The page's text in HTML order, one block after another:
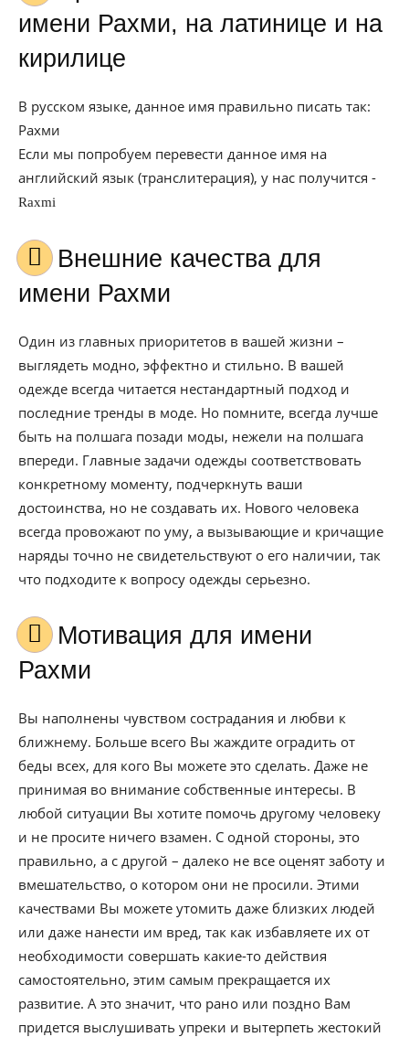
имени Рахми, на латинице и на
кирилице
В русском языке, данное имя правильно писать так:
Рахми
Если мы попробуем перевести данное имя на
английский язык (транслитерация), у нас получится -
Raxmi
Внешние качества для
имени Рахми
Один из главных приоритетов в вашей жизни –
выглядеть модно, эффектно и стильно. В вашей
одежде всегда читается нестандартный подход и
последние тренды в моде. Но помните, всегда лучше
быть на полшага позади моды, нежели на полшага
впереди. Главные задачи одежды соответствовать
конкретному моменту, подчеркнуть ваши
достоинства, но не создавать их. Нового человека
всегда провожают по уму, а вызывающие и кричащие
наряды точно не свидетельствуют о его наличии, так
что подходите к вопросу одежды серьезно.
Мотивация для имени
Рахми
Вы наполнены чувством сострадания и любви к
ближнему. Больше всего Вы жаждите оградить от
беды всех, для кого Вы можете это сделать. Даже не
принимая во внимание собственные интересы. В
любой ситуации Вы хотите помочь другому человеку
и не просите ничего взамен. С одной стороны, это
правильно, а с другой – далеко не все оценят заботу и
вмешательство, о котором они не просили. Этими
качествами Вы можете утомить даже близких людей
или даже нанести им вред, так как избавляете их от
необходимости совершать какие-то действия
самостоятельно, этим самым прекращается их
развитие. А это значит, что рано или поздно Вам
придется выслушивать упреки и вытерпеть жестокий